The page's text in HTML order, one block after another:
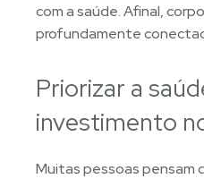
com a saúde. Afinal,
profundamente
Priorizar a
investimento
Muitas pessoas pensam